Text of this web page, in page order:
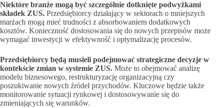
Niektóre branże mogą być szczególnie dotknięte podwyżkami
składek ZUS. Przedsiębiorcy działający w sektorach o mniejszych
marżach mogą mieć trudności z absorbowaniem dodatkowych
kosztów. Konieczność dostosowania się do nowych przepisów może
wymagać inwestycji w efektywność i optymalizację procesów.
Przedsiębiorcy będą musieli podejmować strategiczne decyzje w
kontekście zmian w systemie ZUS. Może to obejmować analizę
modelu biznesowego, restrukturyzację organizacyjną czy
poszukiwanie nowych źródeł przychodów. Kluczowe będzie także
monitorowanie sytuacji rynkowej i dostosowywanie się do
zmieniających się warunków.